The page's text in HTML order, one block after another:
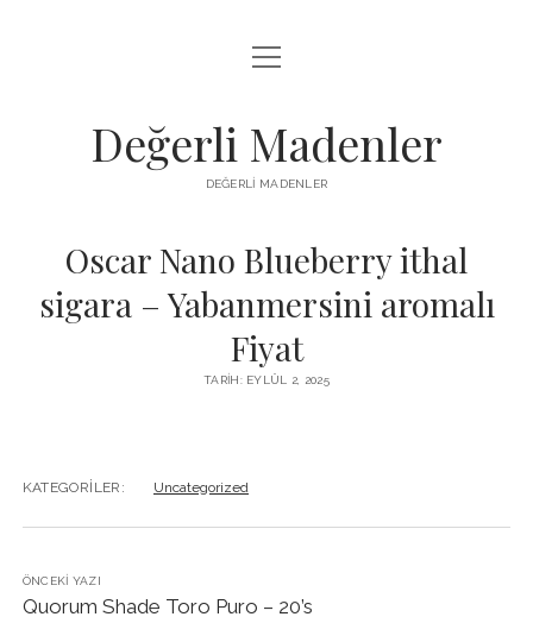
FACEBOOK TAKIPÇI YÜKSELTME HILESI
menüyü
aç
Değerli Madenler
DEĞERLI MADENLER
Oscar Nano Blueberry ithal
sigara – Yabanmersini aromalı
Fiyat
TARIH: EYLÜL 2, 2025
KATEGORILER: Uncategorized
ÖNCEKI YAZI
Quorum Shade Toro Puro – 20’s